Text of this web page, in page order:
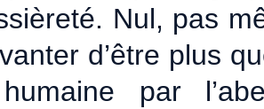
Nul, pas
d’être plus
par